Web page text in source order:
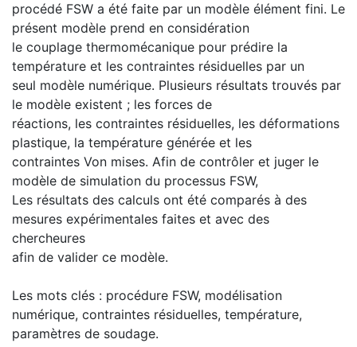
procédé FSW a été faite par un modèle élément fini. Le
présent modèle prend en considération
le couplage thermomécanique pour prédire la
température et les contraintes résiduelles par un
seul modèle numérique. Plusieurs résultats trouvés par
le modèle existent ; les forces de
réactions, les contraintes résiduelles, les déformations
plastique, la température générée et les
contraintes Von mises. Afin de contrôler et juger le
modèle de simulation du processus FSW,
Les résultats des calculs ont été comparés à des
mesures expérimentales faites et avec des
chercheures
afin de valider ce modèle.
Les mots clés : procédure FSW, modélisation
numérique, contraintes résiduelles, température,
paramètres de soudage.